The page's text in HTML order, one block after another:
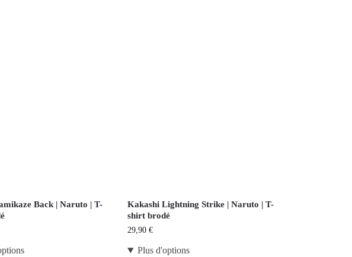
Back | Naruto | T-
Kakashi Lightning Strike | Naruto | T-
shirt brodé
29,90€
Plus d'options